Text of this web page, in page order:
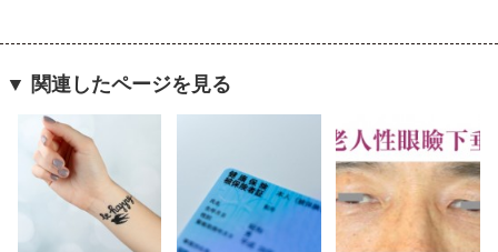
▼ 関連したページを見る